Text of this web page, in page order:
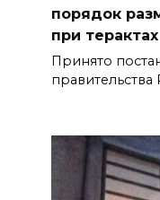
порядок
при терактах
Принято
правительства